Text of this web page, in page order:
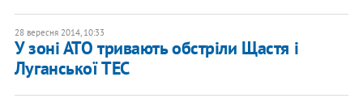
28 вересня 2014, 10:33
У зоні АТО тривають обстріли Щастя і
Луганської ТЕС